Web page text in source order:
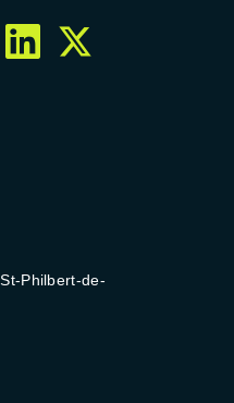
Philbert-de-
linkedin
twitter